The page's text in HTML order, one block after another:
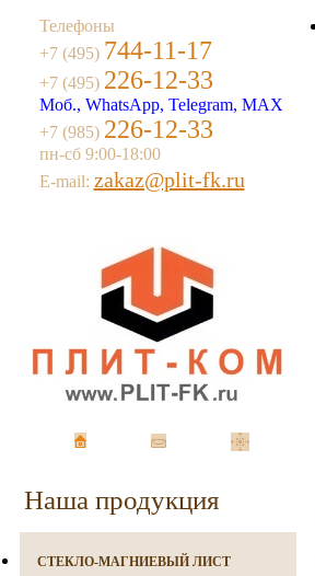
Телефоны
+7 (495) 744-11-17
+7 (495) 226-12-33
Моб., WhatsApp, Telegram, MAX
+7 (985) 226-12-33
пн-сб 9:00-18:00
E-mail: zakaz@plit-fk.ru
Наша продукция
СТЕКЛО-МАГНИЕВЫЙ ЛИСТ